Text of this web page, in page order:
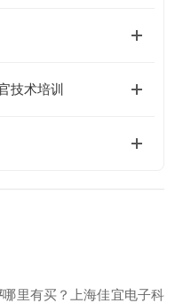
技术培训
哪里有买？上海佳宜电子科